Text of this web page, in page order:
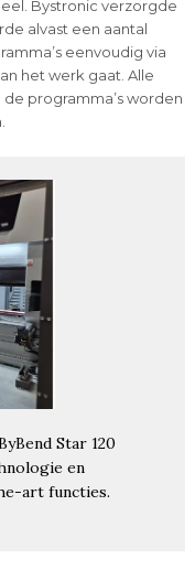
Bystronic verzorgde
alvast een aantal
eenvoudig via
het werk gaat. Alle
programma’s worden
Star 120
en
art functies.